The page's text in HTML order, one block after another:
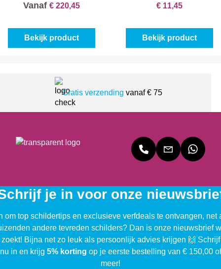
Vanaf € 220,45
Bekijk product
€ 11,45
Bekijk product
Gratis verzending vanaf € 75
je in voor onze
om top schildertips en exclusieve verfdeals te ontvangen, net
andere tevreden schilders? Dan is onze nieuwsbrief
Bijna net zo leuk als persoonlijk advies krijgen 🙌
nu in en krijg 5% korting op je eerste bestelling van € 150,00 of
meer!